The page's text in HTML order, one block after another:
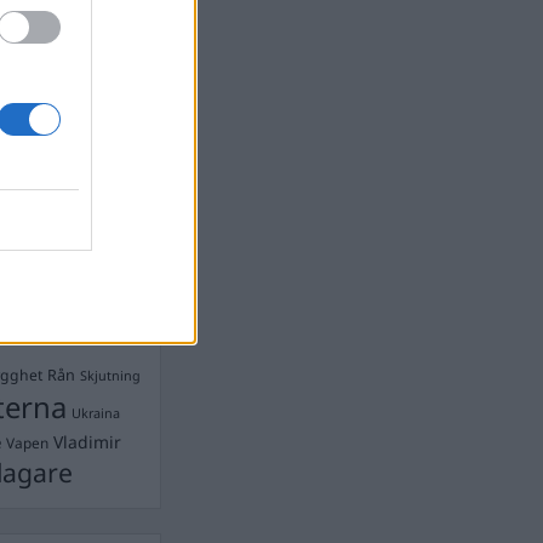
A R Nilsson
Rån Skjutning
Ukraina
Vapen Vladimir